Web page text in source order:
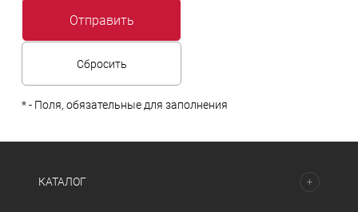
*- Поля, обязательные для заполнения
КАТАЛОГ